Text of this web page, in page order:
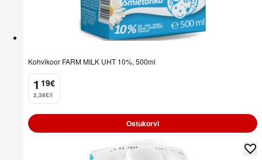
Kohvikoor FARM MILK UHT 10%, 500ml
1
. 19€
2,38€/l
Ostukorvi